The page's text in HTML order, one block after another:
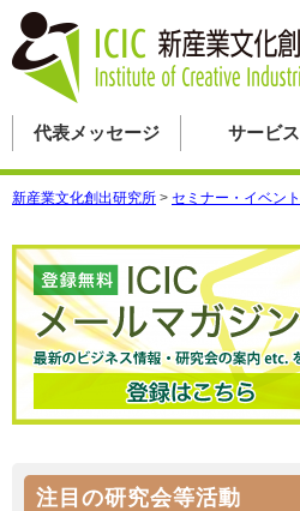
代表メッセージ サービス
新産業文化創出研究所 > セミナー・イベント
注目の研究会等活動